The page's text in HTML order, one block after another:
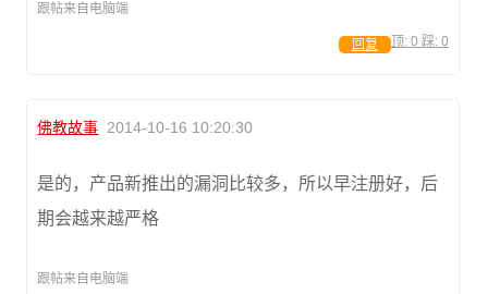
跟帖来自电脑端
顶: 0 踩: 0
回复
佛教故事 2014-10-16 10:20:30
是的，产品新推出的漏洞比较多，所以早注册好，后
期会越来越严格
跟帖来自电脑端